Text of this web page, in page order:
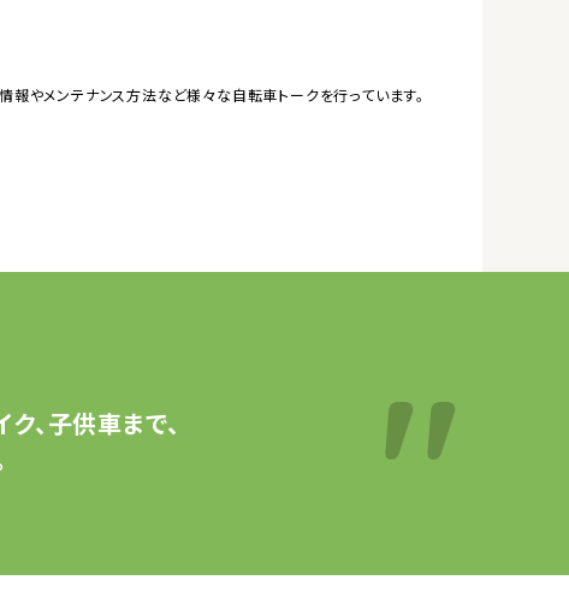
報やメンテナンス方法など様々な自転車トークを行っています。
、子供車まで、